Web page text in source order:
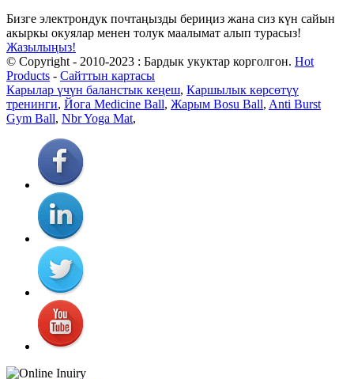
Бизге электрондук почтаңызды бериңиз жана сиз күн сайын
акыркы окуялар менен толук маалымат алып турасыз!
Жазылыңыз!
© Copyright - 2010-2023 : Бардык укуктар корголгон. Hot
Products - Сайттын картасы
Карылар үчүн баланстык кеңеш, Каршылык көрсөтүү
тренинги, Йога Medicine Ball, Жарым Bosu Ball, Anti Burst
Gym Ball, Nbr Yoga Mat,